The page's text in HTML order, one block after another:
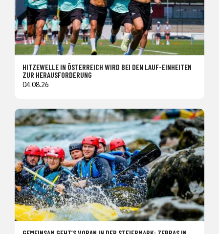
HITZEWELLE IN ÖSTERREICH WIRD BEI DEN LAUF-EINHEITEN
ZUR HERAUSFORDERUNG
04.08.26